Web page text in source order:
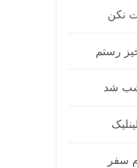
نکن
رستم
شب شد
سفر